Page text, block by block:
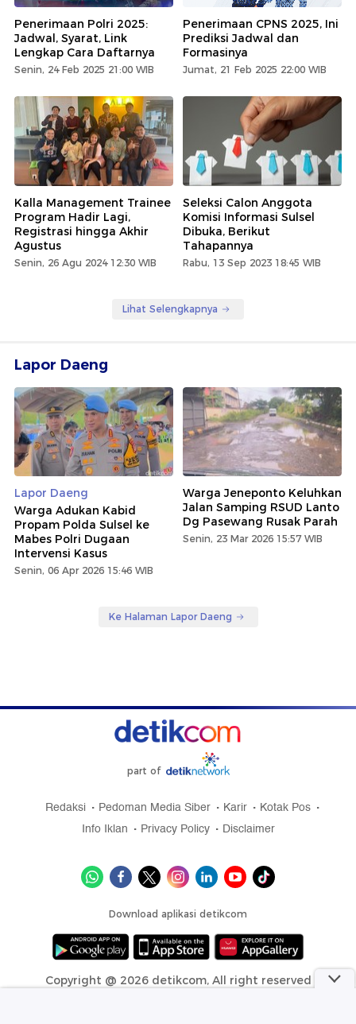
Penerimaan Polri 2025:
Jadwal, Syarat, Link
Lengkap Cara Daftarnya
Senin, 24 Feb 2025 21:00 WIB
Penerimaan CPNS 2025, Ini
Prediksi Jadwal dan
Formasinya
Jumat, 21 Feb 2025 22:00 WIB
Kalla Management Trainee
Program Hadir Lagi,
Registrasi hingga Akhir
Agustus
Senin, 26 Agu 2024 12:30 WIB
Seleksi Calon Anggota
Komisi Informasi Sulsel
Dibuka, Berikut
Tahapannya
Rabu, 13 Sep 2023 18:45 WIB
Lihat Selengkapnya
Lapor Daeng
Lapor Daeng
Warga Adukan Kabid
Propam Polda Sulsel ke
Mabes Polri Dugaan
Intervensi Kasus
Senin, 06 Apr 2026 15:46 WIB
Warga Jeneponto Keluhkan
Jalan Samping RSUD Lanto
Dg Pasewang Rusak Parah
Senin, 23 Mar 2026 15:57 WIB
Ke Halaman Lapor Daeng
part of
Redaksi Pedoman Media Siber Karir
Kotak Pos
Info Iklan
Privacy Policy Disclaimer
Download aplikasi detikcom
Copyright @ 2026 detikcom, All right reserved